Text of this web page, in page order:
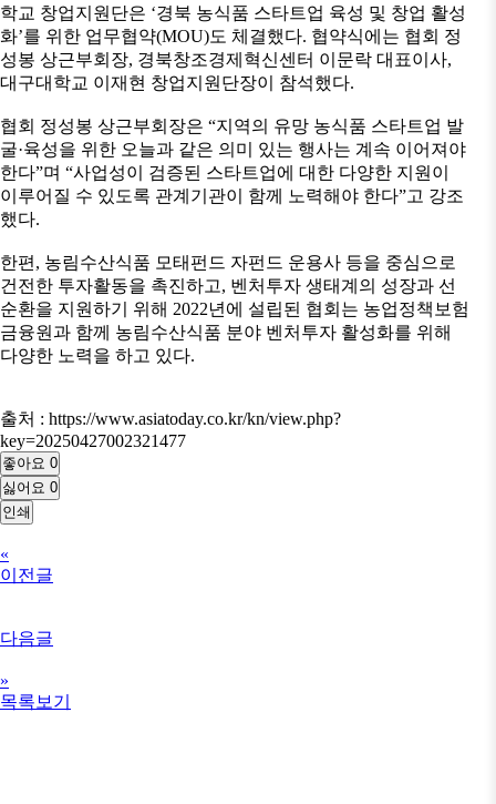
학교 창업지원단은 ‘경북 농식품 스타트업 육성 및 창업 활성
화’를 위한 업무협약(MOU)도 체결했다. 협약식에는 협회 정
성봉 상근부회장, 경북창조경제혁신센터 이문락 대표이사,
대구대학교 이재현 창업지원단장이 참석했다.
협회 정성봉 상근부회장은 “지역의 유망 농식품 스타트업 발
굴·육성을 위한 오늘과 같은 의미 있는 행사는 계속 이어져야
한다”며 “사업성이 검증된 스타트업에 대한 다양한 지원이
이루어질 수 있도록 관계기관이 함께 노력해야 한다”고 강조
했다.
한편, 농림수산식품 모태펀드 자펀드 운용사 등을 중심으로
건전한 투자활동을 촉진하고, 벤처투자 생태계의 성장과 선
순환을 지원하기 위해 2022년에 설립된 협회는 농업정책보험
금융원과 함께 농림수산식품 분야 벤처투자 활성화를 위해
다양한 노력을 하고 있다.
출처 : https://www.asiatoday.co.kr/kn/view.php?
key=20250427002321477
좋아요 0
싫어요 0
인쇄
«
이전글
다음글
»
목록보기